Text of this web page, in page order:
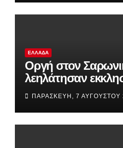
ΕΛΛΆΔΑ
Οργή στον
λεηλάτησαν
προκάλεσαν
Ιερό
ΠΑΡΑΣΚΕΥΉ, 7 ΑΥΓΟΎΣΤΟΥ